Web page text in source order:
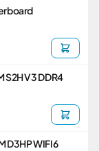
S2H V3 DDR4
D3HP WIFI6